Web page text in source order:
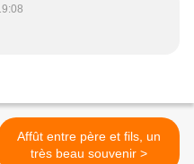
Affût entre père et fils, un
très beau souvenir >